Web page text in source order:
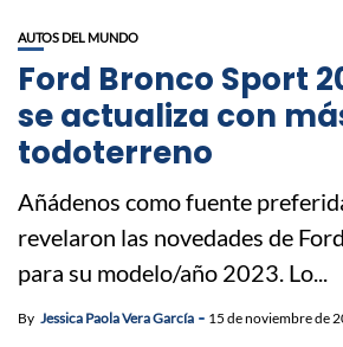
AUTOS DEL MUNDO
Ford Bronco Sport
se actualiza con
todoterreno
Añádenos como fuente
revelaron las novedades de
para su modelo/año 2023. Lo...
By Jessica Paola Vera García 15 de noviembre de